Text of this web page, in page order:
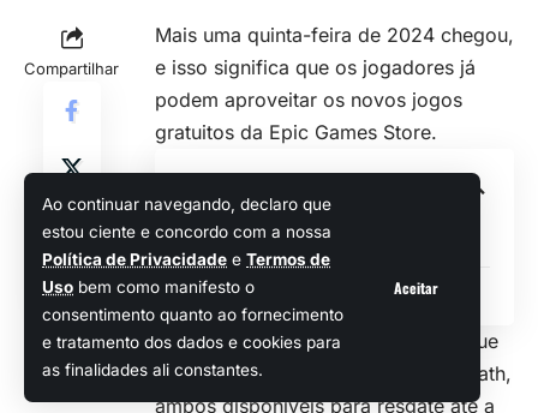
Ao continuar navegando, declaro que
estou ciente e concordo com a nossa
Política de Privacidade e Termos de
Uso bem como manifesto o
consentimento quanto ao fornecimento
e tratamento dos dados e cookies para
as finalidades ali constantes.
Aceitar
Compartilhar
Mais uma quinta-feira de 2024 chegou,
e isso significa que os jogadores já
podem aproveitar os novos jogos
gratuitos da Epic Games Store.
Sumário
TOEM
The Last Stand: Aftermath
Nesta semana, os títulos em destaque
são TOEM e The Last Stand: Aftermath,
ambos disponíveis para resgate até a